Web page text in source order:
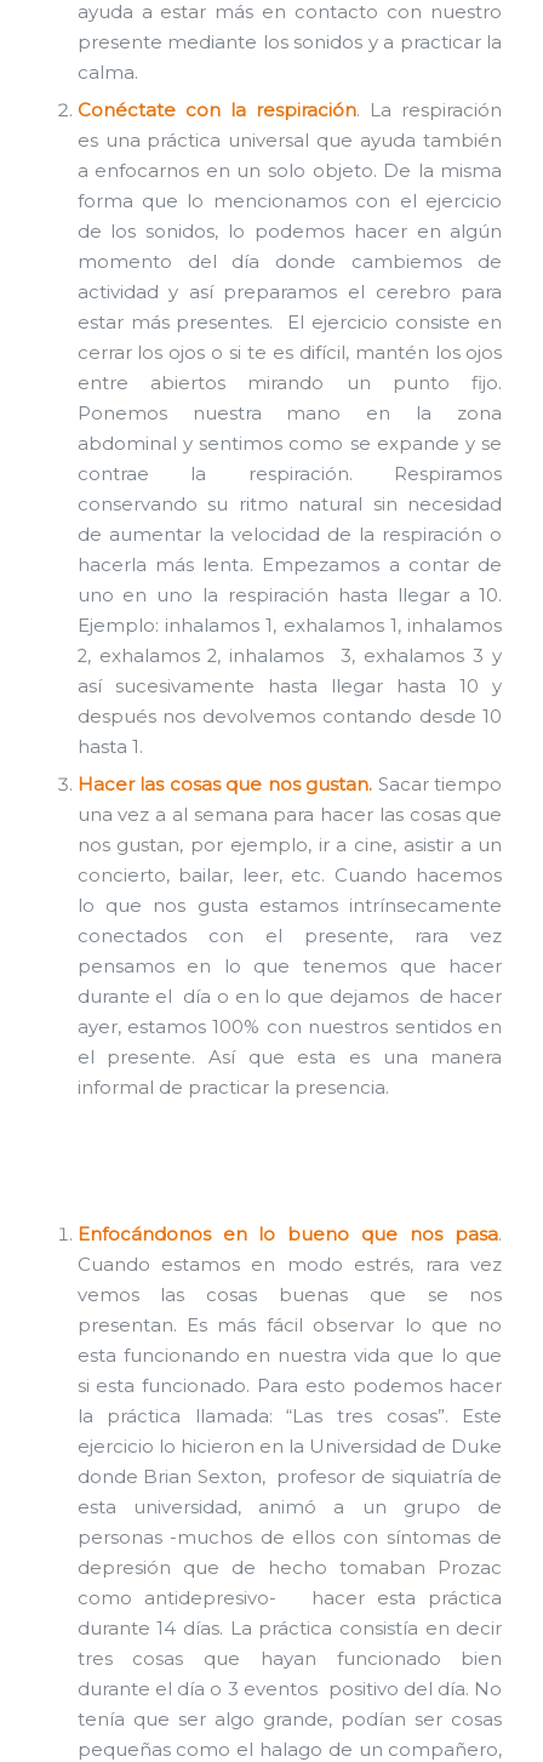
ayuda a estar más en contacto con nuestro
presente mediante los sonidos y a practicar la
calma.
Conéctate con la respiración. La respiración
es una práctica universal que ayuda también
a enfocarnos en un solo objeto. De la misma
forma que lo mencionamos con el ejercicio
de los sonidos, lo podemos hacer en algún
momento del día donde cambiemos de
actividad y así preparamos el cerebro para
estar más presentes. El ejercicio consiste en
cerrar los ojos o si te es difícil, mantén los ojos
entre abiertos mirando un punto fijo.
Ponemos nuestra mano en la zona
abdominal y sentimos como se expande y se
contrae la respiración. Respiramos
conservando su ritmo natural sin necesidad
de aumentar la velocidad de la respiración o
hacerla más lenta. Empezamos a contar de
uno en uno la respiración hasta llegar a 10.
Ejemplo: inhalamos 1, exhalamos 1, inhalamos
2, exhalamos 2, inhalamos 3, exhalamos 3 y
así sucesivamente hasta llegar hasta 10 y
después nos devolvemos contando desde 10
hasta 1.
Hacer las cosas que nos gustan. Sacar tiempo
una vez a al semana para hacer las cosas que
nos gustan, por ejemplo, ir a cine, asistir a un
concierto, bailar, leer, etc. Cuando hacemos
lo que nos gusta estamos intrínsecamente
conectados con el presente, rara vez
pensamos en lo que tenemos que hacer
durante el día o en lo que dejamos de hacer
ayer, estamos 100% con nuestros sentidos en
el presente. Así que esta es una manera
informal de practicar la presencia.
Enfocándonos en lo bueno que nos pasa.
Cuando estamos en modo estrés, rara vez
vemos las cosas buenas que se nos
presentan. Es más fácil observar lo que no
esta funcionando en nuestra vida que lo que
si esta funcionado. Para esto podemos hacer
la práctica llamada: “Las tres cosas”. Este
ejercicio lo hicieron en la Universidad de Duke
donde Brian Sexton, profesor de siquiatría de
esta universidad, animó a un grupo de
personas -muchos de ellos con síntomas de
depresión que de hecho tomaban Prozac
como antidepresivo- hacer esta práctica
durante 14 días. La práctica consistía en decir
tres cosas que hayan funcionado bien
durante el día o 3 eventos positivo del día. No
tenía que ser algo grande, podían ser cosas
pequeñas como el halago de un compañero,